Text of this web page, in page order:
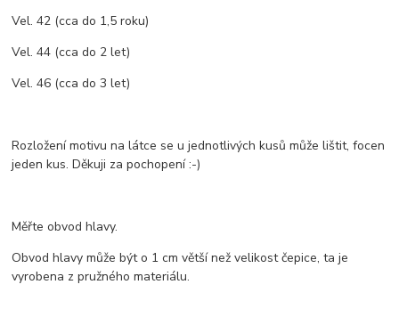
Vel. 42 (cca do 1,5 roku)
Vel. 44 (cca do 2 let)
Vel. 46 (cca do 3 let)
Rozložení motivu na látce se u jednotlivých kusů může lištit, focen
jeden kus. Děkuji za pochopení :-)
Měřte obvod hlavy.
Obvod hlavy může být o 1 cm větší než velikost čepice, ta je
vyrobena z pružného materiálu.